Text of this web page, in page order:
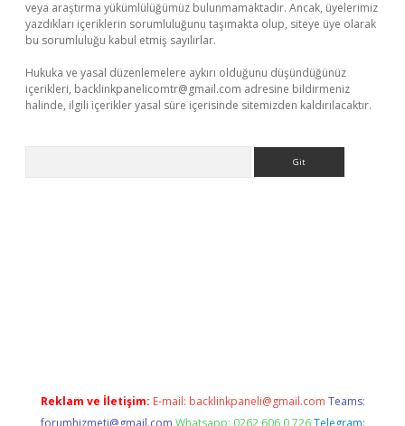
veya araştırma yükümlülüğümüz bulunmamaktadır. Ancak, üyelerimiz
yazdıkları içeriklerin sorumluluğunu taşımakta olup, siteye üye olarak
bu sorumluluğu kabul etmiş sayılırlar.
Hukuka ve yasal düzenlemelere aykırı olduğunu düşündüğünüz
içerikleri, backlinkpanelicomtr@gmail.com adresine bildirmeniz
halinde, ilgili içerikler yasal süre içerisinde sitemizden kaldırılacaktır.
Reklam ve İletişim: E-mail: backlinkpaneli@gmail.com Teams:
forumhizmeti@gmail.com Whatsapp: 0262 606 0 726 Telegram: